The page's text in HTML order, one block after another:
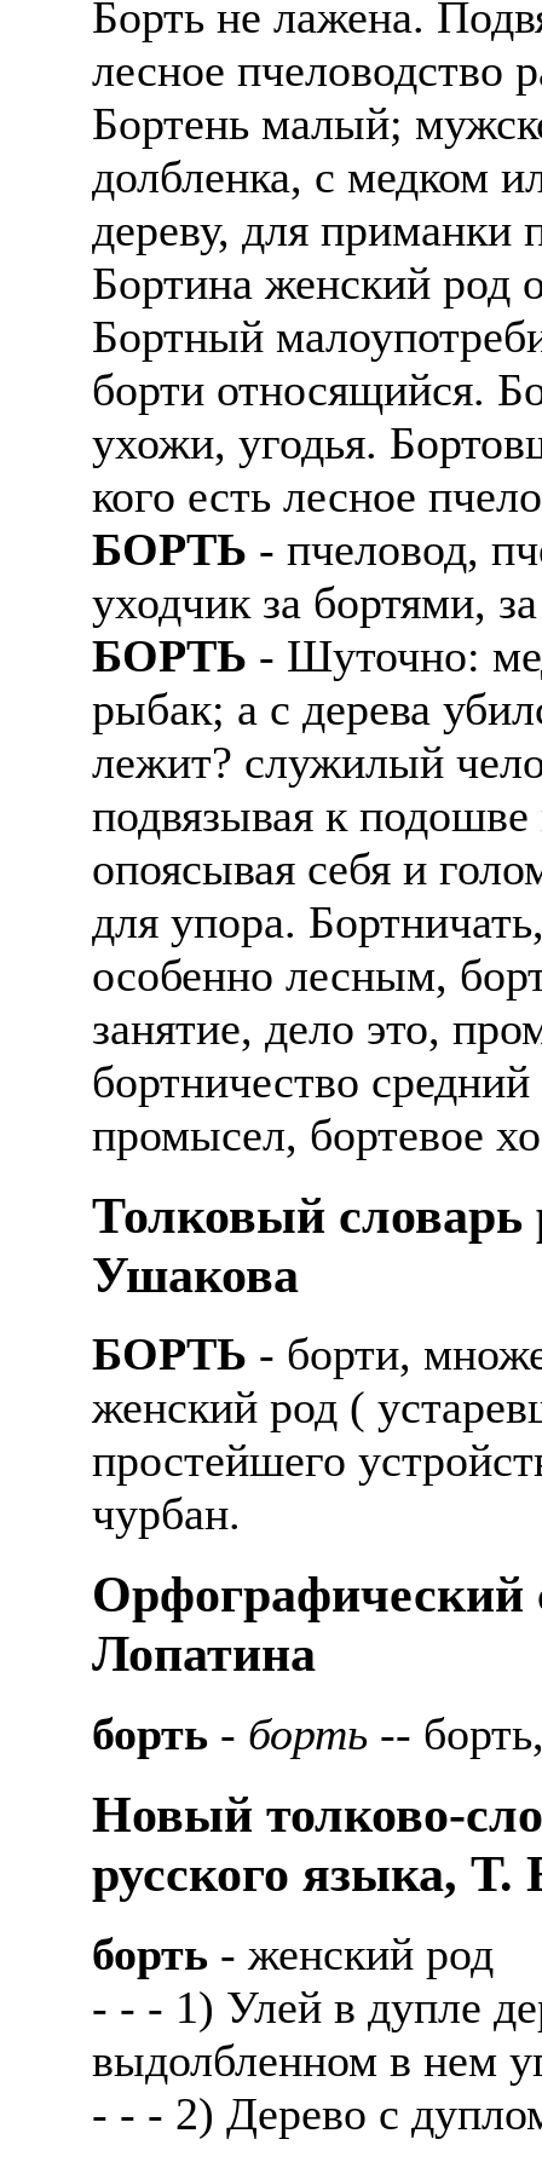
Также смотрите
отправке в другие
А также
рабочий,
стикеровщик.
# работа за границей
# работа за рубежом
# трудоустройство за
# трудоустройство за
В таких банках, как
Промсвязьбанк,
А также в компаниях:
СДЭК, ПЭК и т.д.
В направлениях: без
консультирование,
Борть не лажена.
лесное пчеловодство
Бортень малый;
долбленка, с медком
дереву, для приманки
Бортина женский род
Бортный
борти относящийся.
ухожи, угодья.
кого есть лесное
БОРТЬ - пчеловод,
уходчик за бортями,
БОРТЬ - Шуточно:
рыбак; а с дерева
лежит? служилый
подвязывая к
опоясывая себя и
для упора.
особенно лесным,
занятие, дело это,
бортничество
промысел, бортевое
Толковый словарь
Ушакова
БОРТЬ - борти,
женский род (
простейшего
чурбан.
Орфографический
Лопатина
борть - борть --
Новый толково-
русского языка,
борть - женский род
- - - 1) Улей в дупле
выдолбленном в нем
- - - 2) Дерево с